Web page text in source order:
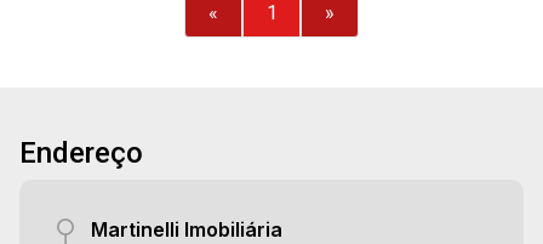
« 1 »
Endereço
Martinelli Imobiliária